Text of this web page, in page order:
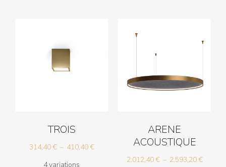
TROIS
314,40€ – 410,40€Plage
4 variations
ARENE
ACOUSTIQUE
2.012,40€ – 2.593,20€Plage